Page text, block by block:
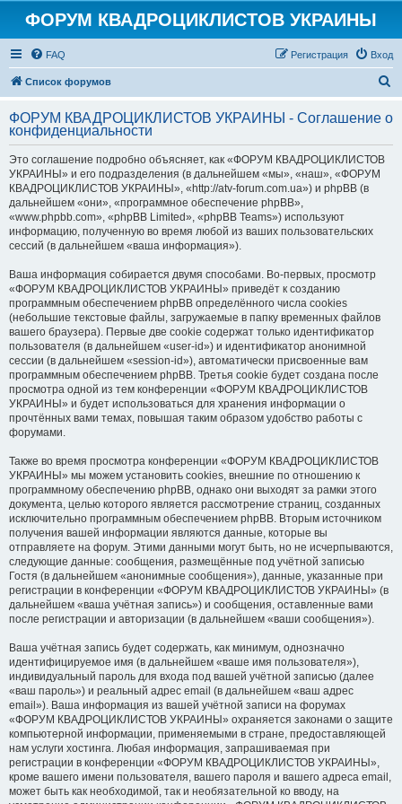
ФОРУМ КВАДРОЦИКЛИСТОВ УКРАИНЫ
FAQ Вход
Регистрация
Список форумов
и
с
ФОРУМ КВАДРОЦИКЛИСТОВ УКРАИНЫ - Соглашение о
конфиденциальности
Это соглашение подробно объясняет, как «ФОРУМ КВАДРОЦИКЛИСТОВ
УКРАИНЫ» и его подразделения (в дальнейшем «мы», «наш», «ФОРУМ
КВАДРОЦИКЛИСТОВ УКРАИНЫ», «http://atv-forum.com.ua») и phpBB (в
дальнейшем «они», «программное обеспечение phpBB»,
«www.phpbb.com», «phpBB Limited», «phpBB Teams») используют
информацию, полученную во время любой из ваших пользовательских
сессий (в дальнейшем «ваша информация»).
Ваша информация собирается двумя способами. Во-первых, просмотр
«ФОРУМ КВАДРОЦИКЛИСТОВ УКРАИНЫ» приведёт к созданию
программным обеспечением phpBB определённого числа cookies
(небольшие текстовые файлы, загружаемые в папку временных файлов
вашего браузера). Первые две cookie содержат только идентификатор
пользователя (в дальнейшем «user-id») и идентификатор анонимной
сессии (в дальнейшем «session-id»), автоматически присвоенные вам
программным обеспечением phpBB. Третья cookie будет создана после
просмотра одной из тем конференции «ФОРУМ КВАДРОЦИКЛИСТОВ
УКРАИНЫ» и будет использоваться для хранения информации о
прочтённых вами темах, повышая таким образом удобство работы с
форумами.
Также во время просмотра конференции «ФОРУМ КВАДРОЦИКЛИСТОВ
УКРАИНЫ» мы можем установить cookies, внешние по отношению к
программному обеспечению phpBB, однако они выходят за рамки этого
документа, целью которого является рассмотрение страниц, созданных
исключительно программным обеспечением phpBB. Вторым источником
получения вашей информации являются данные, которые вы
отправляете на форум. Этими данными могут быть, но не исчерпываются,
следующие данные: сообщения, размещённые под учётной записью
Гостя (в дальнейшем «анонимные сообщения»), данные, указанные при
регистрации в конференции «ФОРУМ КВАДРОЦИКЛИСТОВ УКРАИНЫ» (в
дальнейшем «ваша учётная запись») и сообщения, оставленные вами
после регистрации и авторизации (в дальнейшем «ваши сообщения»).
Ваша учётная запись будет содержать, как минимум, однозначно
идентифицируемое имя (в дальнейшем «ваше имя пользователя»),
индивидуальный пароль для входа под вашей учётной записью (далее
«ваш пароль») и реальный адрес email (в дальнейшем «ваш адрес
email»). Ваша информация из вашей учётной записи на форумах
«ФОРУМ КВАДРОЦИКЛИСТОВ УКРАИНЫ» охраняется законами о защите
компьютерной информации, применяемыми в стране, предоставляющей
нам услуги хостинга. Любая информация, запрашиваемая при
регистрации в конференции «ФОРУМ КВАДРОЦИКЛИСТОВ УКРАИНЫ»,
кроме вашего имени пользователя, вашего пароля и вашего адреса email,
может быть как необходимой, так и необязательной ко вводу, на